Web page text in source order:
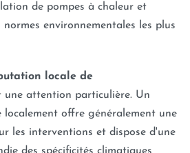
de pompes à chaleur et
environnementales les plus
locale de
une attention particulière. Un
localement offre généralement une
les interventions et dispose d'une